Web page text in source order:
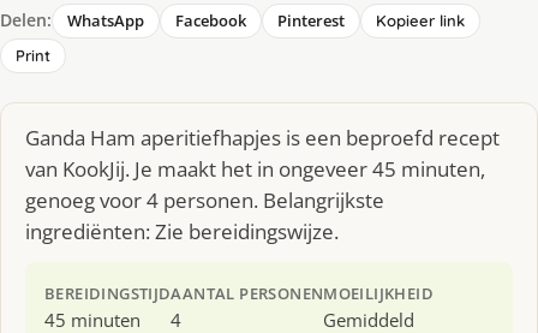
Delen: WhatsApp Facebook Pinterest
Kopieer link
Print
Ganda Ham aperitiefhapjes is een beproefd recept
van KookJij. Je maakt het in ongeveer 45 minuten,
genoeg voor 4 personen. Belangrijkste
ingrediënten: Zie bereidingswijze.
BEREIDINGSTIJD
45 minuten
AANTAL PERSONEN
4
MOEILIJKHEID
Gemiddeld